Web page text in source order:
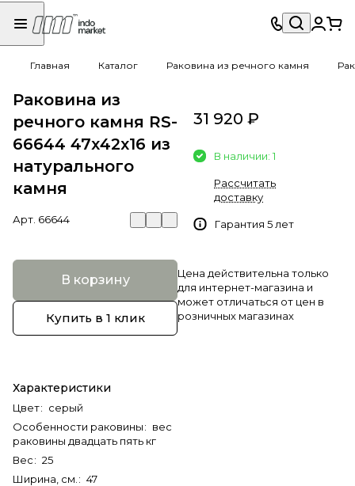
Главная Каталог Раковина из речного камня
Раковина из
речного камня RS-
66644 47х42х16 из
натурального
камня
Арт. 66644
В корзину
Купить в 1 клик
Характеристики
Цвет: серый
Особенности раковины: вес
раковины двадцать пять кг
Вес: 25
Ширина, см. : 47
31 920 ₽
В наличии: 1
Рассчитать
доставку
Гарантия 5 лет
Цена действительна только
для интернет-магазина и
может отличаться от цен в
розничных магазинах